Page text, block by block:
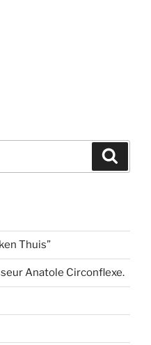
Thuis”
Anatole Circonflexe.